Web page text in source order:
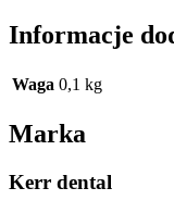
Informacje
Waga 0,1 kg
Marka
Kerr dental